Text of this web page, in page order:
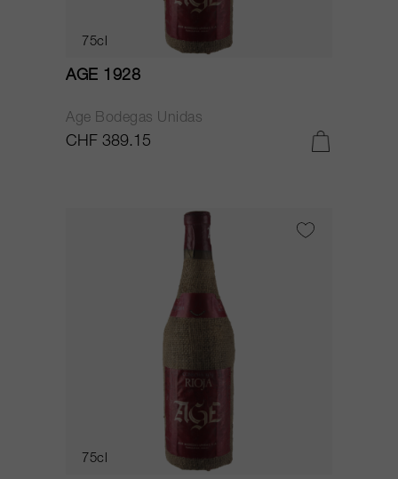
75cl
AGE 1928
Age Bodegas Unidas
CHF 389.15
75cl